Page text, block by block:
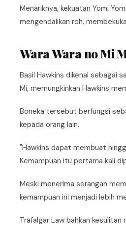
Menariknya, kekuatan Yomi
mengendalikan roh,
Wara Wara no Mi
Basil Hawkins dikenal sebagai
Mi, memungkinkan Hawkins
Boneka tersebut berfungsi
kepada orang lain.
"Hawkins dapat membuat
Kemampuan itu pertama kali
Meski menerima serangan
kemampuan ini menjadi lebih
Trafalgar Law bahkan